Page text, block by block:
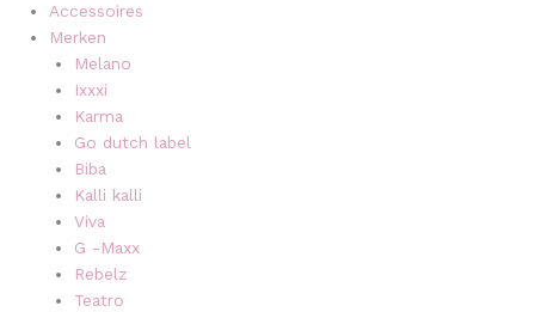
Accessoires
Merken
Melano
Ixxxi
Karma
Go dutch label
Biba
Kalli kalli
Viva
G -Maxx
Rebelz
Teatro